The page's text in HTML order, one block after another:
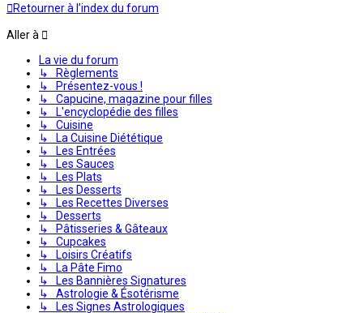
Retourner à l’index du forum
Aller à
La vie du forum
↳ Règlements
↳ Présentez-vous !
↳ Capucine, magazine pour filles
↳ L'encyclopédie des filles
↳ Cuisine
↳ La Cuisine Diététique
↳ Les Entrées
↳ Les Sauces
↳ Les Plats
↳ Les Desserts
↳ Les Recettes Diverses
↳ Desserts
↳ Pâtisseries & Gâteaux
↳ Cupcakes
↳ Loisirs Créatifs
↳ La Pâte Fimo
↳ Les Bannières Signatures
↳ Astrologie & Ésotérisme
↳ Les Signes Astrologiques